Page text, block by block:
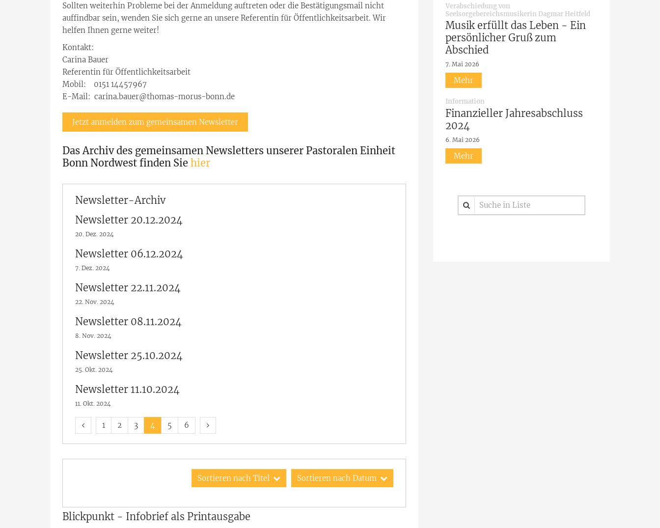
Sollten weiterhin Probleme bei der Anmeldung auftreten oder die Bestätigungsmail nicht
auffindbar sein, wenden Sie sich gerne an unsere Referentin für Öffentlichkeitsarbeit. Wir
helfen Ihnen gerne weiter!
Kontakt:
Carina Bauer
Referentin für Öffentlichkeitsarbeit
Mobil: 0151 14457967
E-Mail: carina.bauer@thomas-morus-bonn.de
Jetzt anmelden zum gemeinsamen Newsletter
Das Archiv des gemeinsamen Newsletters unserer Pastoralen Einheit
Bonn Nordwest finden Sie hier
Newsletter-Archiv
Newsletter 20.12.2024
20. Dez. 2024
Newsletter 06.12.2024
7. Dez. 2024
Newsletter 22.11.2024
22. Nov. 2024
Newsletter 08.11.2024
8. Nov. 2024
Newsletter 25.10.2024
25. Okt. 2024
Newsletter 11.10.2024
11. Okt. 2024
Vorherige Seite
Erste Seite
1 2 3 4 5 6 Nächste Seite
Sortieren nach Titel Sortieren nach Datum
Blickpunkt - Infobrief als Printausgabe
Verabschiedung von
Seelsorgebereichsmusikerin Dagmar Heitfeld
Musik erfüllt das Leben - Ein
persönlicher Gruß zum
Abschied
7. Mai 2026
Mehr
Information
Finanzieller Jahresabschluss
2024
6. Mai 2026
Mehr
Suche in Liste